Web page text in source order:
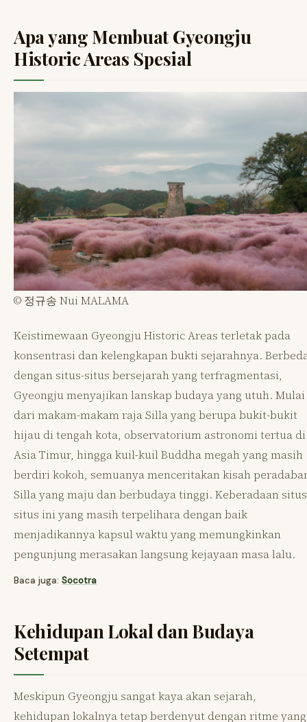
Apa yang Membuat Gyeongju
Historic Areas Spesial
© 정규송 Nui MALAMA
Keistimewaan Gyeongju Historic Areas terletak pada
konsentrasi dan kelengkapan bukti sejarahnya.
dengan situs-situs bersejarah yang terfragmentasi,
Gyeongju menyajikan lanskap budaya yang utuh. Mulai
dari makam-makam raja Silla yang berupa bukit-bukit
hijau di tengah kota, observatorium astronomi tertua di
Asia Timur, hingga kuil-kuil Buddha megah yang masih
berdiri kokoh, semuanya menceritakan kisah
Silla yang maju dan berbudaya tinggi. Keberadaan
situs ini yang masih terpelihara dengan baik
menjadikannya kapsul waktu yang memungkinkan
pengunjung merasakan langsung kejayaan masa lalu.
Baca juga: Socotra
Kehidupan Lokal dan Budaya
Setempat
Meskipun Gyeongju sangat kaya akan sejarah,
kehidupan lokalnya tetap berdenyut dengan ritme yang